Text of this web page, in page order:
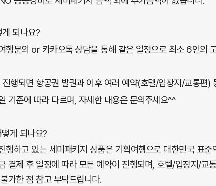
되나요?
행문의 or 카카오톡 상담을 통해 같은 일정으로 최소 6인의
행되면 항공권 발권과 이후 여러 예약(호텔/입장지/교통편)
기준에 따라 다르며, 자세한 내용은 문의주세요^^
게 되나요?
행하고 있는 세미패키지 상품은 기획여행으로 대한민국 표
결제 후 일정에 따라 모든 예약이 진행되며, 호텔/입장지/교
가한 점 참고 부탁드립니다.